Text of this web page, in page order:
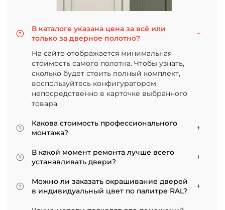
В каталоге указана цена за всё или
только за дверное полотно?
На сайте отображается минимальная
стоимость самого полотна. Чтобы узнать,
сколько будет стоить полный комплект,
воспользуйтесь конфигуратором
непосредственно в карточке выбранного
товара.
Какова стоимость профессионального
монтажа?
Итоговая сумма зависит от типа отделки
двери и габаритов проема. Минимальная
цена за установку стандартной двери с
покрытием «экошпон» начинается от 5000
рублей.
В какой момент ремонта лучше всего
устанавливать двери?
Мы советуем приступать к монтажу после
того, как уложено напольное покрытие. В
противном случае из-за изменения уровня
пола полотно может не подойти по высоте, и
Можно ли заказать окрашивание дверей
в индивидуальный цвет по палитре RAL?
Да, такая возможность есть. В нашем